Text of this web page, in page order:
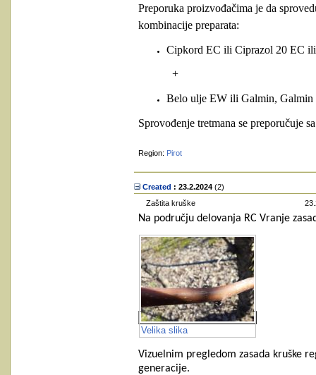
Preporuka proizvođačima je da
kombinacije preparata:
Cipkord EC ili Ciprazol 20 EC
+
Belo ulje EW ili Galmin, Galmin
Sprovođenje tretmana se preporučuje
Region: Pirot
Created : 23.2.2024 ‎(2)
Zaštita kruške
Na području delovanja RC Vranje
Velika slika
Vizuelnim pregledom zasada kruške
generacije.